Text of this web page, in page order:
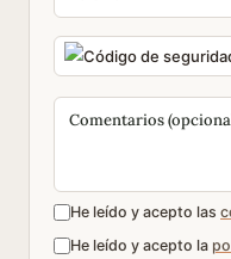
He leído y acepto las
He leído y acepto la